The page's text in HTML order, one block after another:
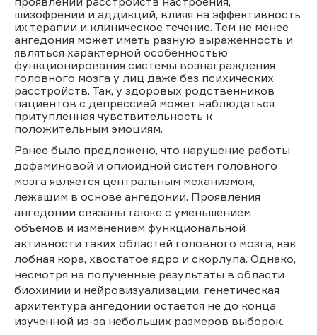
шизофрении и аддикций, влияя на эффективность
их терапии и клиническое течение. Тем не менее
ангедония может иметь разную выраженность и
являться характерной особенностью
функционирования системы вознаграждения
головного мозга у лиц даже без психических
расстройств. Так, у здоровых родственников
пациентов с депрессией может наблюдаться
притупленная чувствительность к
положительным эмоциям.
Ранее было предложено, что нарушение работы
дофаминовой и опиоидной систем головного
мозга является центральным механизмом,
лежащим в основе ангедонии. Проявления
ангедонии связаны также с уменьшением
объемов и изменением функциональной
активности таких областей головного мозга, как
лобная кора, хвостатое ядро и скорлупа. Однако,
несмотря на полученные результаты в области
биохимии и нейровизуализации, генетическая
архитектура ангедонии остается не до конца
изученной из-за небольших размеров выборок.